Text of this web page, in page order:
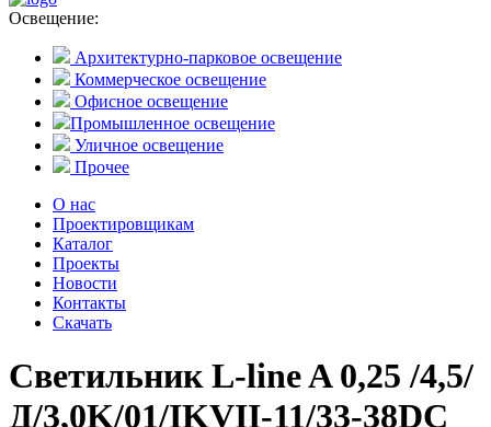
Освещение:
Архитектурно-парковое освещение
Коммерческое освещение
Офисное освещение
Промышленное освещение
Уличное освещение
Прочее
О нас
Проектировщикам
Каталог
Проекты
Новости
Контакты
Скачать
Светильник L-line A 0,25 /4,5/
Д/3,0K/01/IKVII-11/33-38DC